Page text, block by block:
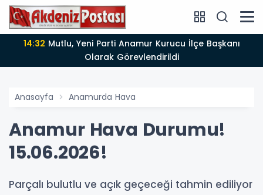
Olarak Görevlendirildi
14:12Anamur'da Kasten öldürmeye teşebbüs şüphelisi
Anasayfa Anamurda Hava
Anamur Hava Durumu!
15.06.2026!
Parçalı bulutlu ve açık geçeceği tahmin ediliyor